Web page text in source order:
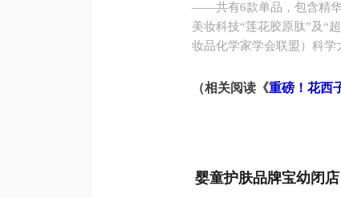
——共有6款单品，包含精华
美妆科技“莲花胶原肽”及“
妆品化学家学会联盟）科学
（相关阅读《重磅！花西
婴童护肤品牌宝幼 闭店